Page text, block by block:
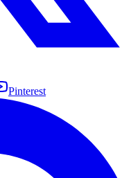
Pinterest